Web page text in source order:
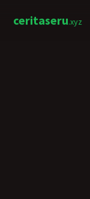
ceritaseru.xyz